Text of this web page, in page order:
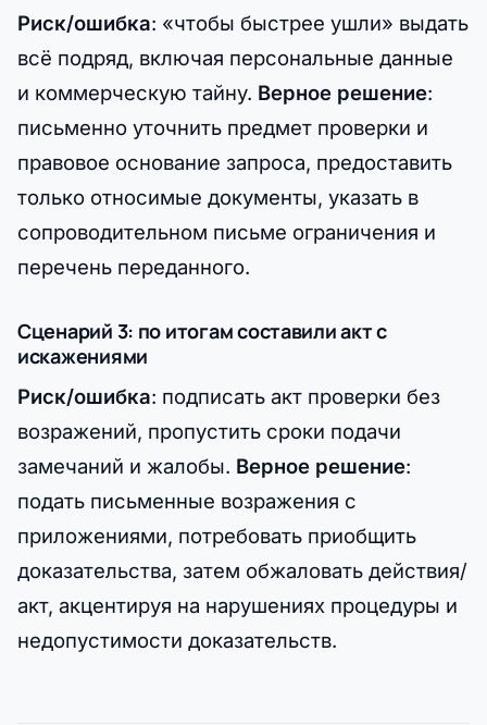
Риск/ошибка: «чтобы быстрее ушли» выдать
всё подряд, включая персональные данные
и коммерческую тайну. Верное решение:
письменно уточнить предмет проверки и
правовое основание запроса, предоставить
только относимые документы, указать в
сопроводительном письме ограничения и
перечень переданного.
Сценарий 3: по итогам составили акт с
искажениями
Риск/ошибка: подписать акт проверки без
возражений, пропустить сроки подачи
замечаний и жалобы. Верное решение:
подать письменные возражения с
приложениями, потребовать приобщить
доказательства, затем обжаловать действия/
акт, акцентируя на нарушениях процедуры и
недопустимости доказательств.